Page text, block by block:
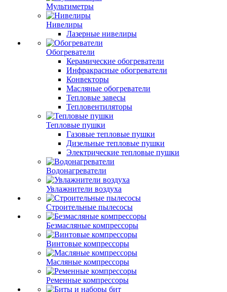
Мультиметры
Нивелиры
Лазерные нивелиры
Обогреватели
Керамические обогреватели
Инфракрасные обогреватели
Конвекторы
Масляные обогреватели
Тепловые завесы
Тепловентиляторы
Тепловые пушки
Газовые тепловые пушки
Дизельные тепловые пушки
Электрические тепловые пушки
Водонагреватели
Увлажнители воздуха
Строительные пылесосы
Безмасляные компрессоры
Винтовые компрессоры
Масляные компрессоры
Ременные компрессоры